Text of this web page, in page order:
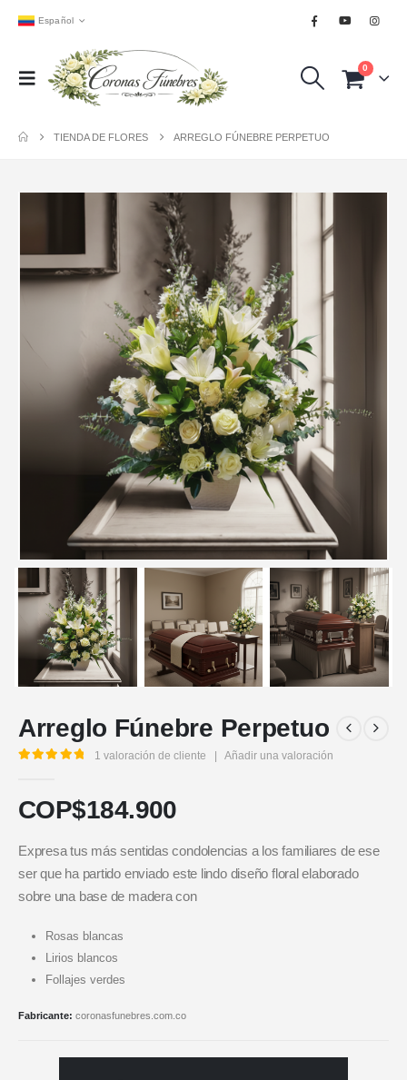
Español
0
TIENDA DE FLORES ARREGLO FÚNEBRE PERPETUO
Arreglo Fúnebre Perpetuo
1 valoración de cliente Añadir una valoración
COP$184.900
Expresa tus más sentidas condolencias a los familiares de ese
ser que ha partido enviado este lindo diseño floral elaborado
sobre una base de madera con
Rosas blancas
Lirios blancos
Follajes verdes
Fabricante: coronasfunebres.com.co